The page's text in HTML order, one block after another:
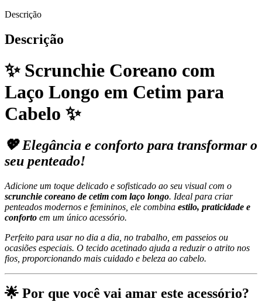
Descrição
Descrição
✨ Scrunchie Coreano com
Laço Longo em Cetim para
Cabelo ✨
💖 Elegância e conforto para transformar o
seu penteado!
Adicione um toque delicado e sofisticado ao seu visual com o
scrunchie coreano de cetim com laço longo. Ideal para criar
penteados modernos e femininos, ele combina estilo, praticidade e
conforto em um único acessório.
Perfeito para usar no dia a dia, no trabalho, em passeios ou
ocasiões especiais. O tecido acetinado ajuda a reduzir o atrito nos
fios, proporcionando mais cuidado e beleza ao cabelo.
🌟 Por que você vai amar este acessório?